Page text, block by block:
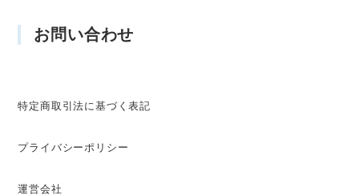
お問い合わせ
特定商取引法に基づく表記
プライバシーポリシー
運営会社